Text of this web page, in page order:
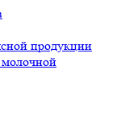
продукции